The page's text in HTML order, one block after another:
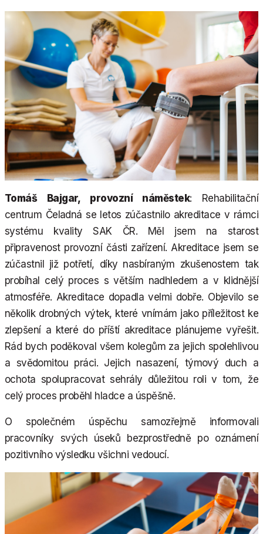
Tomáš Bajgar, provozní náměstek: Rehabilitační
centrum Čeladná se letos zúčastnilo akreditace v rámci
systému kvality SAK ČR. Měl jsem na starost
připravenost provozní části zařízení. Akreditace jsem se
zúčastnil již potřetí, díky nasbíraným zkušenostem tak
probíhal celý proces s větším nadhledem a v klidnější
atmosféře. Akreditace dopadla velmi dobře. Objevilo se
několik drobných výtek, které vnímám jako příležitost ke
zlepšení a které do příští akreditace plánujeme vyřešit.
Rád bych poděkoval všem kolegům za jejich spolehlivou
a svědomitou práci. Jejich nasazení, týmový duch a
ochota spolupracovat sehrály důležitou roli v tom, že
celý proces proběhl hladce a úspěšně.
O společném úspěchu samozřejmě informovali
pracovníky svých úseků bezprostředně po oznámení
pozitivního výsledku všichni vedoucí.